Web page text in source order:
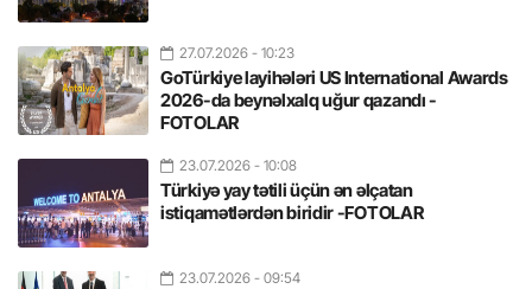
27.07.2026 - 10:23
GoTürkiye layihələri US International Awards
2026-da beynəlxalq uğur qazandı -
FOTOLAR
23.07.2026 - 10:08
Türkiyə yay tətili üçün ən əlçatan
istiqamətlərdən biridir -FOTOLAR
23.07.2026 - 09:54